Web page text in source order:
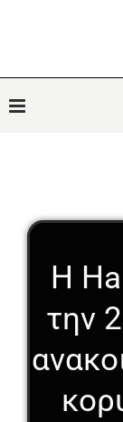
Η
την